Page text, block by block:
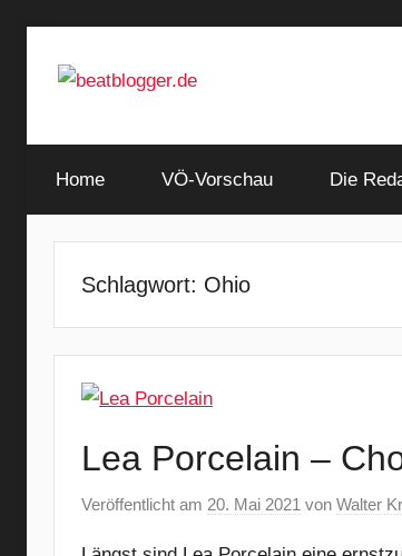
Inhalt
beatblogger.de
and
the
Home VÖ-Vorschau Die
Schlagwort: Ohio
Lea Porcelain –
Veröffentlicht am 20. Mai 2021 von Walter